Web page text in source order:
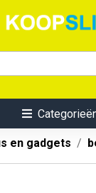
en gadgets